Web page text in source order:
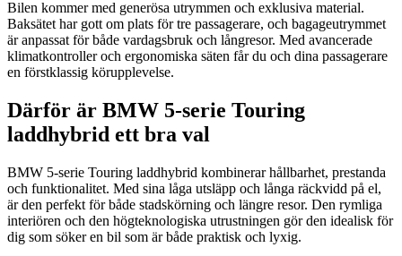
Bilen kommer med generösa utrymmen och exklusiva material.
Baksätet har gott om plats för tre passagerare, och bagageutrymmet
är anpassat för både vardagsbruk och långresor. Med avancerade
klimatkontroller och ergonomiska säten får du och dina passagerare
en förstklassig körupplevelse.
Därför är BMW 5-serie Touring
laddhybrid ett bra val
BMW 5-serie Touring laddhybrid kombinerar hållbarhet, prestanda
och funktionalitet. Med sina låga utsläpp och långa räckvidd på el,
är den perfekt för både stadskörning och längre resor. Den rymliga
interiören och den högteknologiska utrustningen gör den idealisk för
dig som söker en bil som är både praktisk och lyxig.